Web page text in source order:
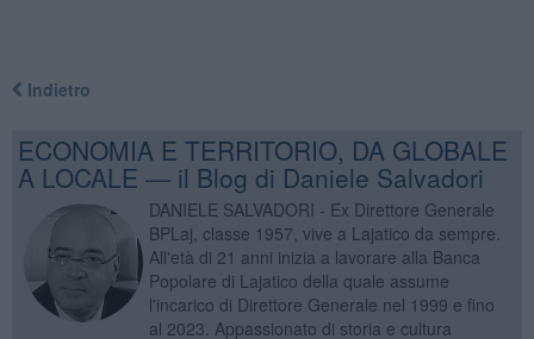
Indietro
ECONOMIA E TERRITORIO, DA GLOBALE
A LOCALE — il Blog di Daniele Salvadori
DANIELE SALVADORI - Ex Direttore Generale
BPLaj, classe 1957, vive a Lajatico da sempre.
All'età di 21 anni inizia a lavorare alla Banca
Popolare di Lajatico della quale assume
l'incarico di Direttore Generale nel 1999 e fino
al 2023. Appassionato di storia e cultura